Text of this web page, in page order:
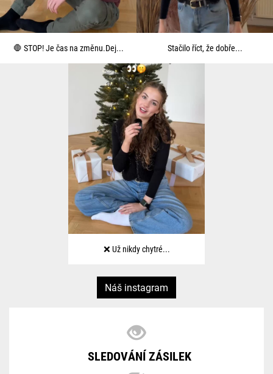
🛑 STOP! Je čas na změnu.Dej... Stačilo říct, že dobře...
❌ Už nikdy chytré...
Náš instagram
SLEDOVÁNÍ ZÁSILEK